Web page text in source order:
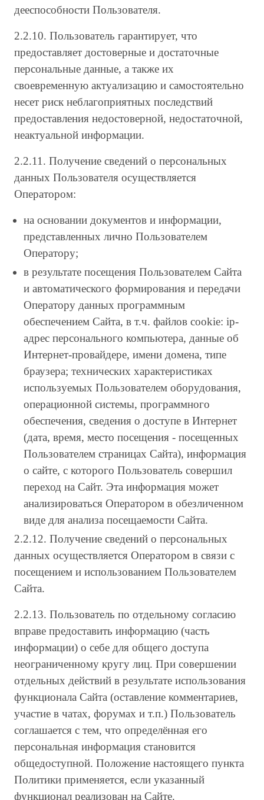
дееспособности Пользователя.
2.2.10. Пользователь гарантирует, что
предоставляет достоверные и достаточные
персональные данные, а также их
своевременную актуализацию и самостоятельно
несет риск неблагоприятных последствий
предоставления недостоверной, недостаточной,
неактуальной информации.
2.2.11. Получение сведений о персональных
данных Пользователя осуществляется
Оператором:
на основании документов и информации,
представленных лично Пользователем
Оператору;
в результате посещения Пользователем Сайта
и автоматического формирования и передачи
Оператору данных программным
обеспечением Сайта, в т.ч. файлов сookie: ip-
адрес персонального компьютера, данные об
Интернет-провайдере, имени домена, типе
браузера; технических характеристиках
используемых Пользователем оборудования,
операционной системы, программного
обеспечения, сведения о доступе в Интернет
(дата, время, место посещения - посещенных
Пользователем страницах Сайта), информация
о сайте, с которого Пользователь совершил
переход на Сайт. Эта информация может
анализироваться Оператором в обезличенном
виде для анализа посещаемости Сайта.
2.2.12. Получение сведений о персональных
данных осуществляется Оператором в связи с
посещением и использованием Пользователем
Сайта.
2.2.13. Пользователь по отдельному согласию
вправе предоставить информацию (часть
информации) о себе для общего доступа
неограниченному кругу лиц. При совершении
отдельных действий в результате использования
функционала Сайта (оставление комментариев,
участие в чатах, форумах и т.п.) Пользователь
соглашается с тем, что определённая его
персональная информация становится
общедоступной. Положение настоящего пункта
Политики применяется, если указанный
функционал реализован на Сайте.